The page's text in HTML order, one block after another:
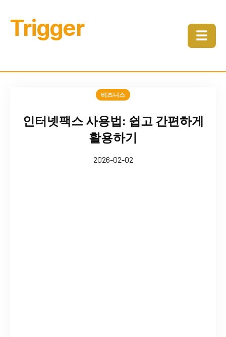
Trigger ☰
비즈니스
인터넷팩스 사용법: 쉽고 간편하게
활용하기
2026-02-02